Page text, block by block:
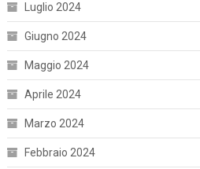
Luglio 2024
Giugno 2024
Maggio 2024
Aprile 2024
Marzo 2024
Febbraio 2024